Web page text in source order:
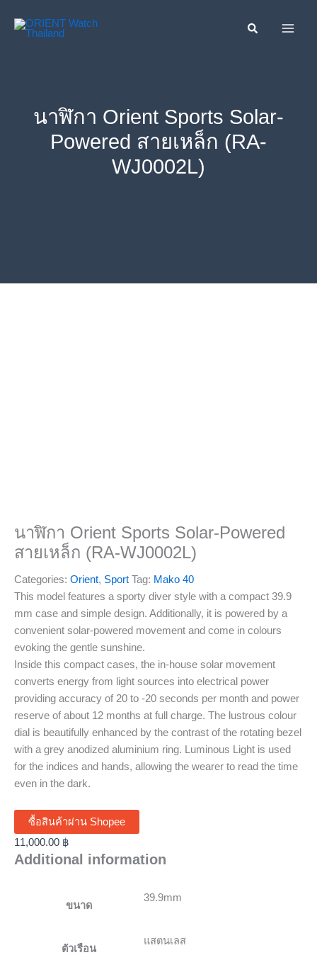
นาฬิกา Orient Sports Solar-
Powered สายเหล็ก (RA-
WJ0002L)
นาฬิกา Orient Sports Solar-Powered
สายเหล็ก (RA-WJ0002L)
Categories: Orient, Sport Tag: Mako 40
This model features a sporty diver style with a compact 39.9
mm case and simple design. Additionally, it is powered by a
convenient solar-powered movement and come in colours
evoking the gentle sunshine.
Inside this compact cases, the in-house solar movement
converts energy from light sources into electrical power
providing accuracy of 20 to -20 seconds per month and power
reserve of about 12 months at full charge. The lustrous colour
dial is beautifully enhanced by the contrast of the rotating bezel
with a grey anodized aluminium ring. Luminous Light is used
for the indices and hands, allowing the wearer to read the time
even in the dark.
ซื้อสินค้าผ่าน Shopee
11,000.00 ฿
Additional information
ขนาด
39.9mm
ตัวเรือน
แสตนเลส